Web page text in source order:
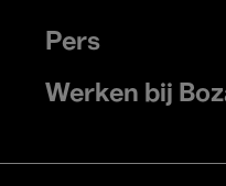
Pers
Werken bij